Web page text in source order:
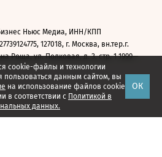
cookie-файлы и технологии
данным сайтом, вы
на использование файлов cookie
в соответствии с Политикой в
данных.
ОК
Ньюс Медиа, ИНН/КПП
127018, г. Москва, вн.тер.г.
Роща, ул. Полковая, д. 3, стр. 1 1999—